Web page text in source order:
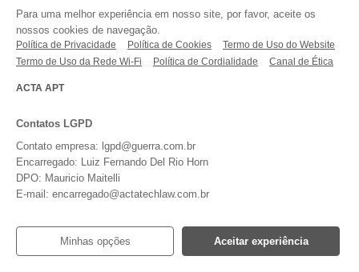
Li e aceito o
bem como os
websiteda
Guerra
Entre em
contato
Anhanguera,
Fone: 55 (54)
3771-6400
Para uma melhor experiência em nosso site, por favor, aceite os
nossos cookies de navegação.
Política de Privacidade Política de Cookies
Termo de Uso do Website
Termo de Uso da Rede Wi-Fi
Política de Cordialidade Canal de Ética
ACTA APT
Contatos LGPD
Contato empresa: lgpd@guerra.com.br
Encarregado: Luiz Fernando Del Rio Horn
DPO: Mauricio Maitelli
E-mail: encarregado@actatechlaw.com.br
Minhas opções Aceitar experiência